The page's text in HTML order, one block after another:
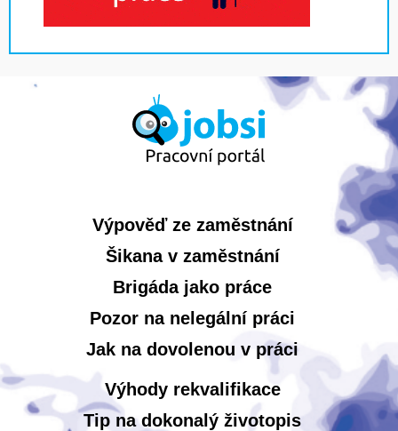
Výpověď ze zaměstnání
Šikana v zaměstnání
Brigáda jako práce
Pozor na nelegální práci
Jak na dovolenou v práci
Výhody rekvalifikace
Tip na dokonalý životopis